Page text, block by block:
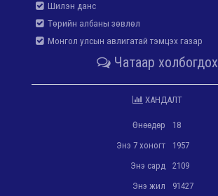
Шилэн данс
Төрийн албаны зөвлөл
Монгол улсын авлигатай тэмцэх газар
Чатаар холбогдох
ХАНДАЛТ
Өнөөдөр
18
Энэ 7 хоногт
1957
Энэ сард
2109
Энэ жил
91427